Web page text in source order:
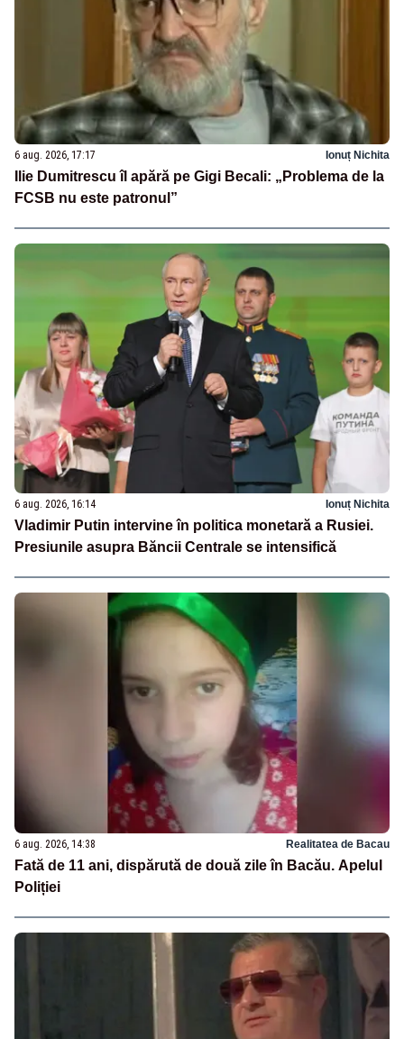
6 aug. 2026, 17:17 Ionuț Nichita
Ilie Dumitrescu îl apără pe Gigi Becali: „Problema de la
FCSB nu este patronul”
6 aug. 2026, 16:14 Ionuț Nichita
Vladimir Putin intervine în politica monetară a Rusiei.
Presiunile asupra Băncii Centrale se intensifică
6 aug. 2026, 14:38 Realitatea de Bacau
Fată de 11 ani, dispărută de două zile în Bacău. Apelul
Poliției